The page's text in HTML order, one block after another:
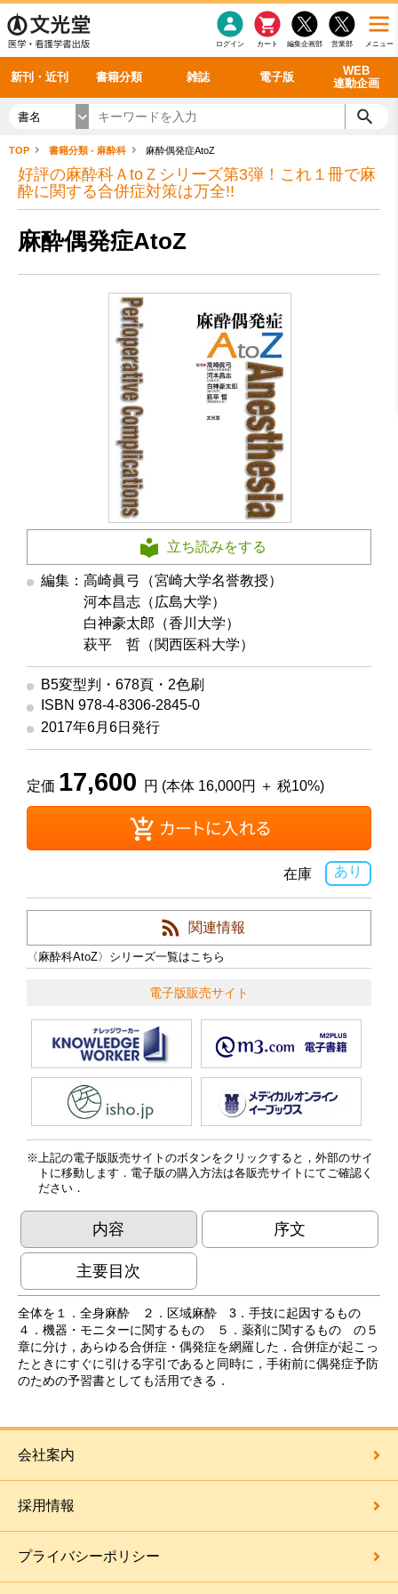
メニュー
営業部
編集企画部
カート
ログイン
新刊・近刊 書籍分類 雑誌 電子版
WEB
連動企画
感染症 老年医学
看護・介護
呼吸器
循環器
シリーズ一覧
雑誌投稿規定
理学療法
雑誌案内・年間購読 最新号 バックナンバー
電子書籍
電子雑誌
書籍「データに基づく臨床動作分析」WEB動画
書籍「眼手術学」WEB動画
書籍「神経症候学 II 改訂第二版」 WEB動画
新刊一覧
今後の発行予定
書名
TOP 書籍分類 - 麻酔科 麻酔偶発症AtoZ
好評の麻酔科ＡtoＺシリーズ第3弾！これ１冊で麻
酔に関する合併症対策は万全!!
麻酔偶発症AtoZ
立ち読みをする
編集：高崎眞弓（宮崎大学名誉教授）
河本昌志（広島大学）
白神豪太郎（香川大学）
萩平 哲（関西医科大学）
B5変型判・678頁・2色刷
ISBN 978-4-8306-2845-0
2017年6月6日発行
定価 17,600 円 (本体 16,000円 ＋ 税10%)
あり
在庫
関連情報
〈麻酔科AtoZ〉シリーズ一覧はこちら
電子版販売サイト
上記の電子版販売サイトのボタンをクリックすると，外部のサイ
トに移動します．電子版の購入方法は各販売サイトにてご確認く
ださい．
内容 序文
主要目次
全体を１．全身麻酔 ２．区域麻酔 3．手技に起因するもの
４．機器・モニターに関するもの ５．薬剤に関するもの の５
章に分け，あらゆる合併症・偶発症を網羅した．合併症が起こっ
たときにすぐに引ける字引であると同時に，手術前に偶発症予防
のための予習書としても活用できる．
会社案内
採用情報
プライバシーポリシー